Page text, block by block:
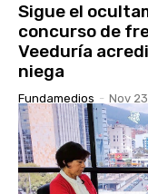
Sigue el
concurso de
Veeduría
niega
Fundamedios - Nov